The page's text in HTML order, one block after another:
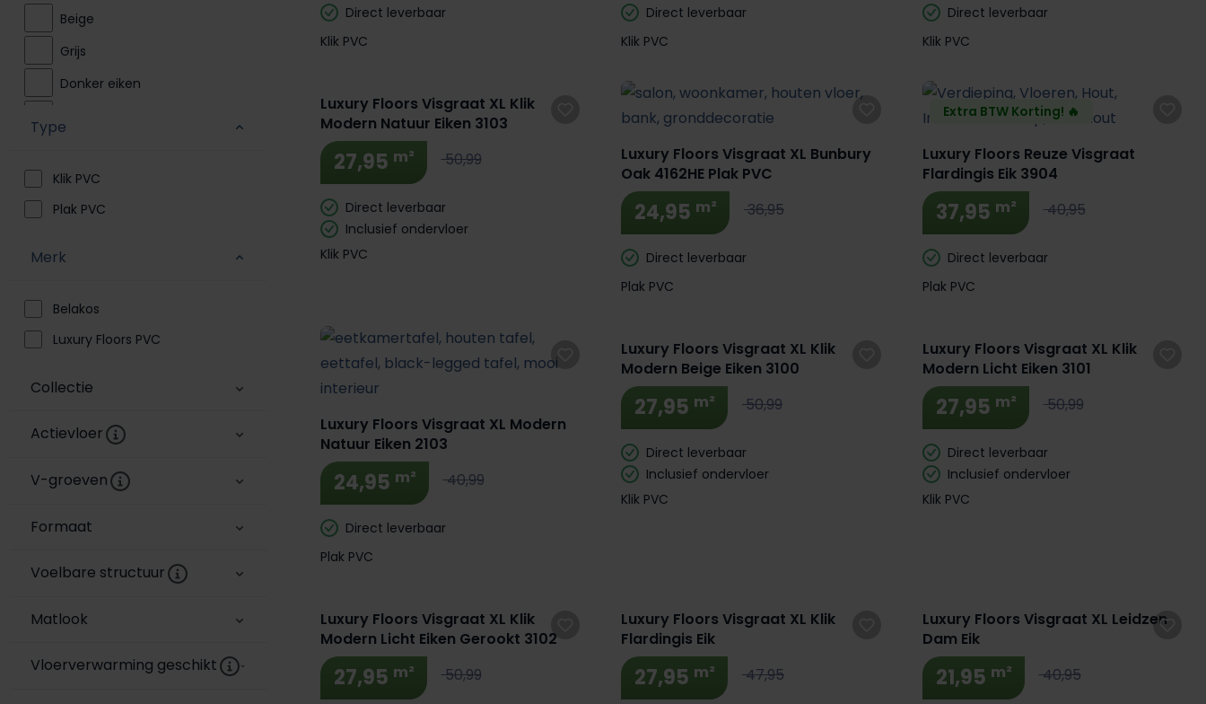
Beige
Grijs
Donker eiken
Licht grijs
Wit
Type
Klik PVC
Plak PVC
Merk
Belakos
Luxury Floors PVC
Collectie
Actievloer
V-groeven
Formaat
Voelbare structuur
Matlook
Vloerverwarming geschikt
Direct leverbaar
Klik PVC
Direct leverbaar
Klik PVC
Direct leverbaar
Klik PVC
Luxury Floors Visgraat XL Klik
Modern Natuur Eiken 3103
27,95 m² 50,99
Direct leverbaar
Inclusief ondervloer
Klik PVC
Luxury Floors Visgraat XL Bunbury
Oak 4162HE Plak PVC
24,95 m² 36,95
Direct leverbaar
Plak PVC
Extra BTW Korting! 🔥
Luxury Floors Reuze Visgraat
Flardingis Eik 3904
37,95 m² 40,95
Direct leverbaar
Plak PVC
Luxury Floors Visgraat XL Modern
Natuur Eiken 2103
24,95 m² 40,99
Direct leverbaar
Plak PVC
Luxury Floors Visgraat XL Klik
Modern Beige Eiken 3100
27,95 m² 50,99
Direct leverbaar
Inclusief ondervloer
Klik PVC
Luxury Floors Visgraat XL Klik
Modern Licht Eiken 3101
27,95 m² 50,99
Direct leverbaar
Inclusief ondervloer
Klik PVC
Luxury Floors Visgraat XL Klik
Modern Licht Eiken Gerookt 3102
27,95 m² 50,99
Luxury Floors Visgraat XL Klik
Flardingis Eik
27,95 m² 47,95
Luxury Floors Visgraat XL Leidzen
Dam Eik
21,95 m² 40,95